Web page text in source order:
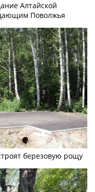
Алтайской
Поволжья
березовую рощу